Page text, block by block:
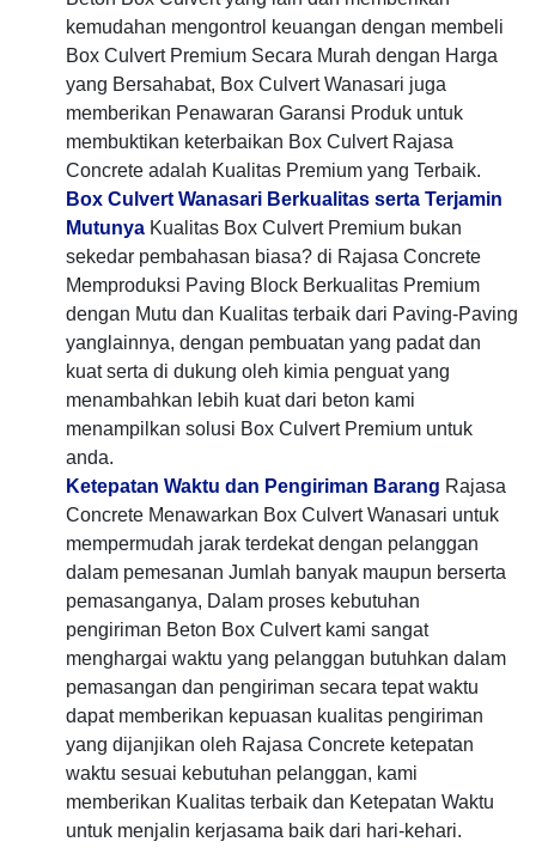
kemudahan mengontrol keuangan dengan membeli
Box Culvert Premium Secara Murah dengan Harga
yang Bersahabat, Box Culvert Wanasari juga
memberikan Penawaran Garansi Produk untuk
membuktikan keterbaikan Box Culvert Rajasa
Concrete adalah Kualitas Premium yang Terbaik.
Box Culvert Wanasari Berkualitas serta Terjamin
Mutunya Kualitas Box Culvert Premium bukan
sekedar pembahasan biasa? di Rajasa Concrete
Memproduksi Paving Block Berkualitas Premium
dengan Mutu dan Kualitas terbaik dari Paving-Paving
yanglainnya, dengan pembuatan yang padat dan
kuat serta di dukung oleh kimia penguat yang
menambahkan lebih kuat dari beton kami
menampilkan solusi Box Culvert Premium untuk
anda.
Ketepatan Waktu dan Pengiriman Barang Rajasa
Concrete Menawarkan Box Culvert Wanasari untuk
mempermudah jarak terdekat dengan pelanggan
dalam pemesanan Jumlah banyak maupun berserta
pemasanganya, Dalam proses kebutuhan
pengiriman Beton Box Culvert kami sangat
menghargai waktu yang pelanggan butuhkan dalam
pemasangan dan pengiriman secara tepat waktu
dapat memberikan kepuasan kualitas pengiriman
yang dijanjikan oleh Rajasa Concrete ketepatan
waktu sesuai kebutuhan pelanggan, kami
memberikan Kualitas terbaik dan Ketepatan Waktu
untuk menjalin kerjasama baik dari hari-kehari.